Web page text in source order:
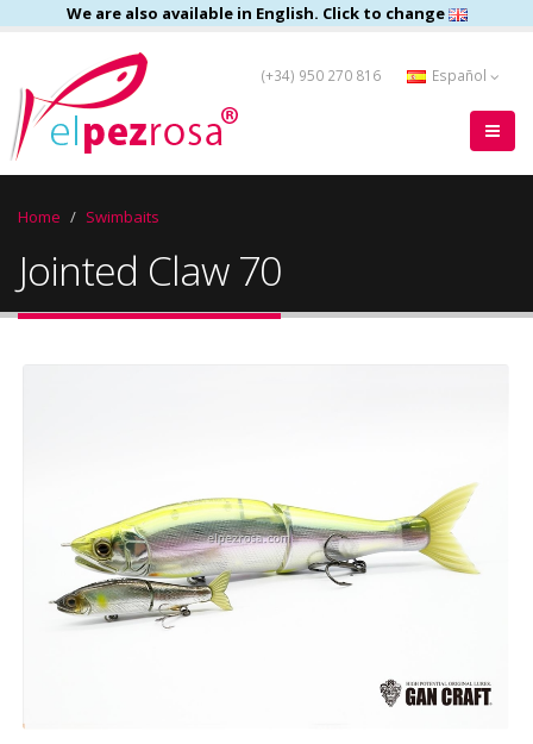
We are also available in English. Click to change
(+34) 950 270 816 Español
Home Swimbaits
Jointed Claw 70